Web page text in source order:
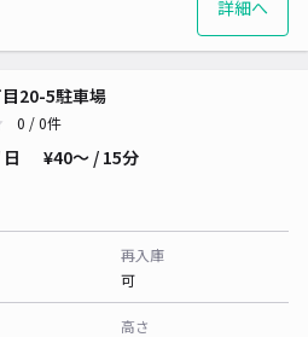
詳細へ
20-5駐車場
0 / 0件
¥40〜 / 15分
再入庫
可
高さ